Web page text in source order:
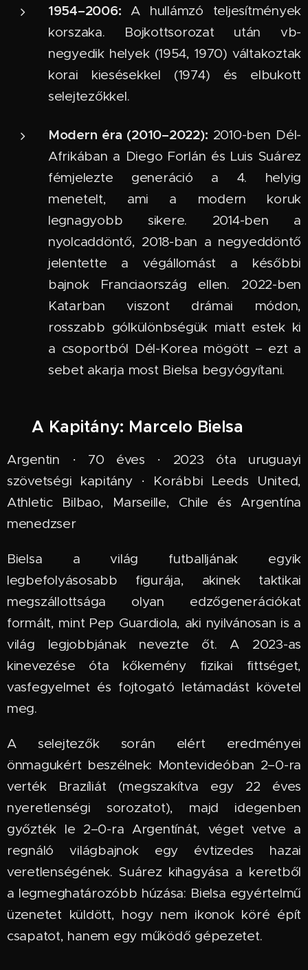
1954–2006: A hullámzó teljesítmények
korszaka. Bojkottsorozat után vb-
negyedik helyek (1954, 1970) váltakoztak
korai kiesésekkel (1974) és elbukott
selejtezőkkel.
Modern éra (2010–2022): 2010-ben Dél-
Afrikában a Diego Forlán és Luis Suárez
fémjelezte generáció a 4. helyig
menetelt, ami a modern koruk
legnagyobb sikere. 2014-ben a
nyolcaddöntő, 2018-ban a negyeddöntő
jelentette a végállomást a későbbi
bajnok Franciaország ellen. 2022-ben
Katarban viszont drámai módon,
rosszabb gólkülönbségük miatt estek ki
a csoportból Dél-Korea mögött – ezt a
sebet akarja most Bielsa begyógyítani.
🧠 A Kapitány: Marcelo Bielsa
Argentin · 70 éves · 2023 óta uruguayi
szövetségi kapitány · Korábbi Leeds United,
Athletic Bilbao, Marseille, Chile és Argentína
menedzser
Bielsa a világ futballjának egyik
legbefolyásosabb figurája, akinek taktikai
megszállottsága olyan edzőgenerációkat
formált, mint Pep Guardiola, aki nyilvánosan is a
világ legjobbjának nevezte őt. A 2023-as
kinevezése óta kőkemény fizikai fittséget,
vasfegyelmet és fojtogató letámadást követel
meg.
A selejtezők során elért eredményei
önmagukért beszélnek: Montevideóban 2–0-ra
verték Brazíliát (megszakítva egy 22 éves
nyeretlenségi sorozatot), majd idegenben
győzték le 2–0-ra Argentínát, véget vetve a
regnáló világbajnok egy évtizedes hazai
veretlenségének. Suárez kihagyása a keretből
a legmeghatározóbb húzása: Bielsa egyértelmű
üzenetet küldött, hogy nem ikonok köré épít
csapatot, hanem egy működő gépezetet.